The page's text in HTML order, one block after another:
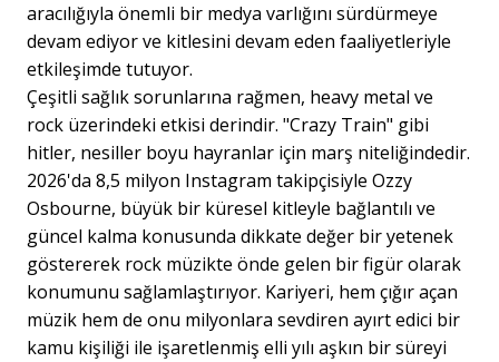
aracılığıyla önemli bir medya varlığını sürdürmeye
devam ediyor ve kitlesini devam eden faaliyetleriyle
etkileşimde tutuyor.
Çeşitli sağlık sorunlarına rağmen, heavy metal ve
rock üzerindeki etkisi derindir. "Crazy Train" gibi
hitler, nesiller boyu hayranlar için marş niteliğindedir.
2026'da 8,5 milyon Instagram takipçisiyle Ozzy
Osbourne, büyük bir küresel kitleyle bağlantılı ve
güncel kalma konusunda dikkate değer bir yetenek
göstererek rock müzikte önde gelen bir figür olarak
konumunu sağlamlaştırıyor. Kariyeri, hem çığır açan
müzik hem de onu milyonlara sevdiren ayırt edici bir
kamu kişiliği ile işaretlenmiş elli yılı aşkın bir süreyi